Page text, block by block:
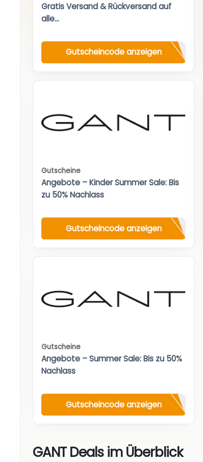
Gratis Versand & Rückversand auf
alle...
Gutscheincode anzeigen
Gutscheine
Angebote – Kinder Summer Sale: Bis
zu 50% Nachlass
Gutscheincode anzeigen
Gutscheine
Angebote – Summer Sale: Bis zu 50%
Nachlass
Gutscheincode anzeigen
GANT Deals im Überblick